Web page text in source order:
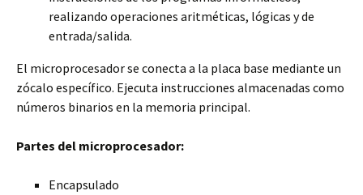
realizando operaciones aritméticas, lógicas y de
entrada/salida.
El microprocesador se conecta a la placa base mediante un
zócalo específico. Ejecuta instrucciones almacenadas como
números binarios en la memoria principal.
Partes del microprocesador:
Encapsulado